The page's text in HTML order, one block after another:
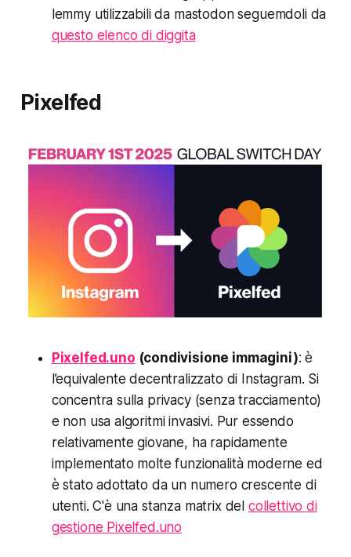
lemmy utilizzabili da mastodon seguemdoli da
questo elenco di diggita
Pixelfed
Pixelfed.uno (condivisione immagini): è
l’equivalente decentralizzato di Instagram. Si
concentra sulla privacy (senza tracciamento)
e non usa algoritmi invasivi. Pur essendo
relativamente giovane, ha rapidamente
implementato molte funzionalità moderne ed
è stato adottato da un numero crescente di
utenti. C'è una stanza matrix del collettivo di
gestione Pixelfed.uno